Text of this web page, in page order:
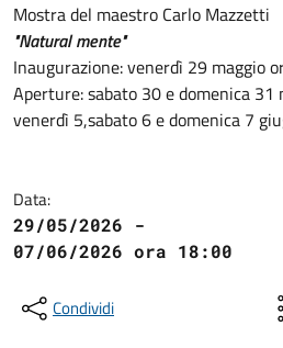
Mostra del maestro Carlo Mazzetti
"Natural mente"
Inaugurazione: venerdì 29 maggio
Aperture: sabato 30 e domenica 31
venerdì 5,sabato 6 e domenica 7
Data:
29/05/2026 -
07/06/2026 ora 18:00
Condividi